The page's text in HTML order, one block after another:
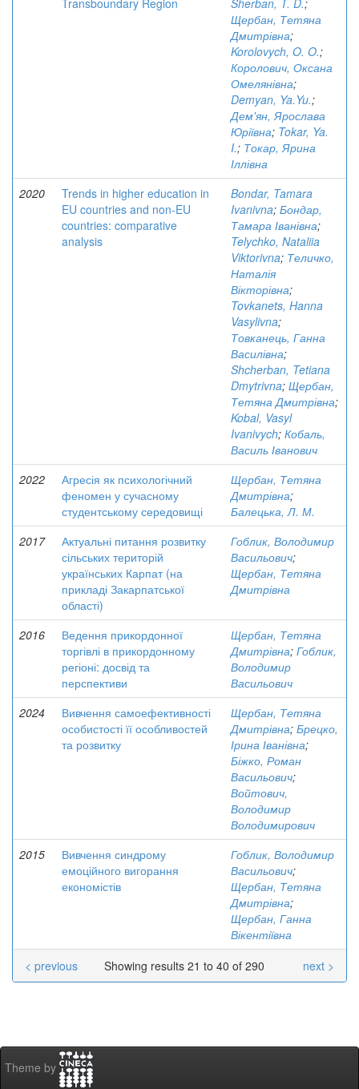
Transboundary Region
Sherban, T. D.;
Щербан, Тетяна
Дмитрівна;
Korolovych, O. O.;
Королович, Оксана
Омелянівна;
Demyan, Ya.Yu.;
Дем'ян, Ярослава
Юріївна; Tokar, Ya.
I.; Токар, Ярина
Іллівна
2020
Trends in higher education in
EU countries and non-EU
countries: comparative
analysis
Bondar, Tamara
Ivanivna; Бондар,
Тамара Іванівна;
Telychko, Nataliia
Viktorivna; Теличко,
Наталія
Вікторівна;
Tovkanets, Hanna
Vasylivna;
Товканець, Ганна
Василівна;
Shcherban, Tetiana
Dmytrivna; Щербан,
Тетяна Дмитрівна;
Kobal, Vasyl
Ivanivych; Кобаль,
Василь Іванович
2022
Агресія як психологічний
феномен у сучасному
студентському середовищі
Щербан, Тетяна
Дмитрівна;
Балецька, Л. М.
2017
Актуальні питання розвитку
сільських територій
українських Карпат (на
прикладі Закарпатської
області)
Гоблик, Володимир
Васильович;
Щербан, Тетяна
Дмитрівна
2016
Ведення прикордонної
торгівлі в прикордонному
регіоні: досвід та
перспективи
Щербан, Тетяна
Дмитрівна; Гоблик,
Володимир
Васильович
2024
Вивчення самоефективності
особистості її особливостей
та розвитку
Щербан, Тетяна
Дмитрівна; Брецко,
Ірина Іванівна;
Біжко, Роман
Васильович;
Войтович,
Володимир
Володимирович
2015
Вивчення синдрому
емоційного вигорання
економістів
Гоблик, Володимир
Васильович;
Щербан, Тетяна
Дмитрівна;
Щербан, Ганна
Вікентіївна
Showing results 21 to 40 of 290
< previous next >
Theme by